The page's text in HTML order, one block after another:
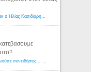
Αμερικανοί ρατσιστές αναρωτιούνται αν ο Ηλίας Κασιδιάρης ανήκει στη λευκή φυλή... - Λόγιος Ερμής
Ένα βιβλίο που πολεμήθηκε γιατί ξυπνούσε συνειδήσεις... - Λόγιος Ερμής | Η γνώση ξεκινάει με την αναζήτηση...